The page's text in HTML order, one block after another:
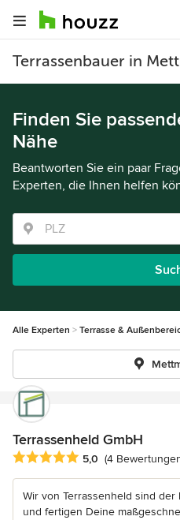
Terrassenbauer in
Finden Sie
Nähe
Beantworten Sie ein paar
Experten, die Ihnen helfen
Alle Experten Terrasse &
Terrassenheld GmbH
Durchschnittliche Bewertung:
5,0 (4
Wir von Terrassenheld sind
und fertigen Deine